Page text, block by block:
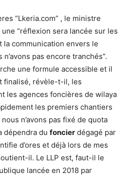
“Lkeria.com” , le ministre
une “réflexion sera lancée sur les
la communication envers le
pas encore tranchés”.
une formule accessible et il
finalisé, révèle-t-il, les
les agences foncières de wilaya
les premiers chantiers
n’avons pas fixé de quota
dépendra du foncier dégagé par
d’ores et déjà lors de mes
il. Le LLP est, faut-il le
lancée en 2018 par